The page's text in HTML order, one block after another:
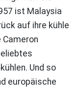
ist Malaysia
auf ihre kühle
Cameron
Und so
europäische